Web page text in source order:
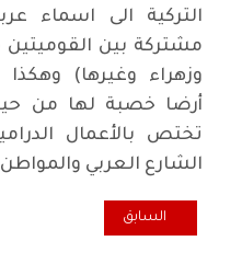
التركية الى اسماء
مشتركة بين
وزهراء وغيرها)
أرضا خصبة لها من
تختص بالأعمال
الشارع العربي
المقال السابق: فضاء
السابق